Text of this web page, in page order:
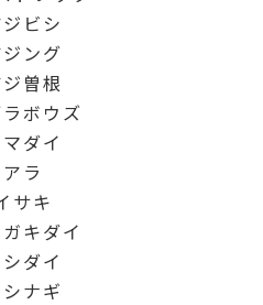
ビシ
ング
曽根
ボウズ
ダイ
アラ
サキ
キダイ
ダイ
ナギ